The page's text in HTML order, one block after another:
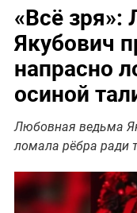
«Всё
Якубович
напрасно
осиной
Любовная ведьма
ломала рёбра ради